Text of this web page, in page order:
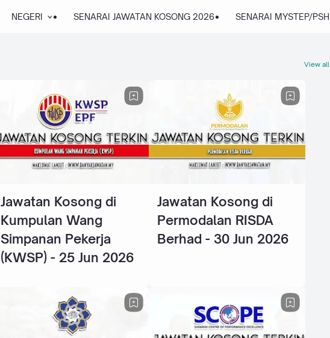
NEGERI SENARAI JAWATAN KOSONG 2026 SENARAI MYSTEP/PSH
View all
Jawatan Kosong di
Kumpulan Wang
Simpanan Pekerja
(KWSP) - 25 Jun 2026
Jawatan Kosong di
Permodalan RISDA
Berhad - 30 Jun 2026